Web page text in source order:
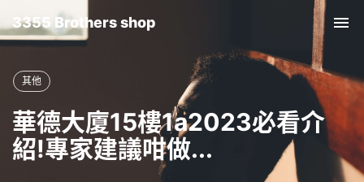
3355 Brothers shop
其他
華德大廈15樓1a2023必看介
紹!專家建議咁做...